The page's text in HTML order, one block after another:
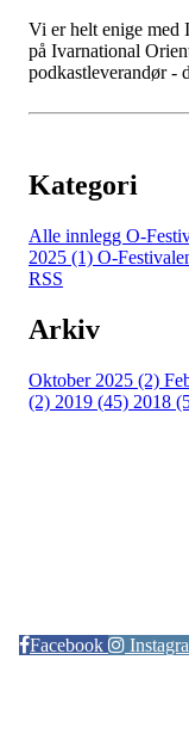
Vi er helt enige med
på Ivarnational
podkastleverandør -
Kategori
Alle innlegg O-
2025 (1) O-
RSS
Arkiv
Oktober 2025 (2)
(2) 2019 (45) 2018
Facebook